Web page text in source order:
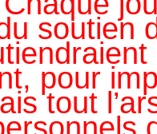
soutien
pour
tout